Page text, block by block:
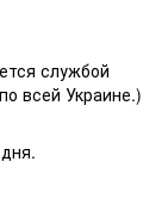
службой
всей Украине.)